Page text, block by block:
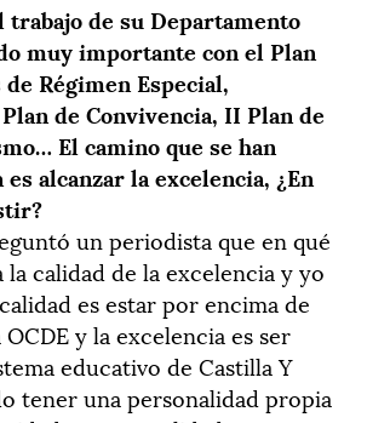
trabajo de su Departamento
muy importante con el Plan
de Régimen Especial,
de Convivencia, II Plan de
El camino que se han
alcanzar la excelencia, ¿En
un periodista que en qué
la calidad de la excelencia y yo
es estar por encima de
y la excelencia es ser
educativo de Castilla Y
tener una personalidad propia